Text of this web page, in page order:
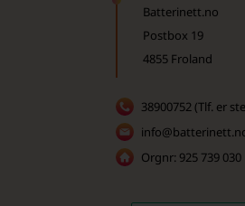
Batterinett.no
Postbox 19
4855 Froland
38900752 (Tlf. er
Orgnr: 925 739 030